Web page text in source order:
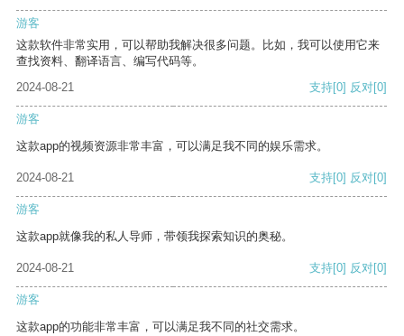
游客
这款软件非常实用，可以帮助我解决很多问题。比如，我可以使用它来
查找资料、翻译语言、编写代码等。
2024-08-21
支持[0] 反对[0]
游客
这款app的视频资源非常丰富，可以满足我不同的娱乐需求。
2024-08-21 支持[0] 反对[0]
游客
这款app就像我的私人导师，带领我探索知识的奥秘。
2024-08-21 支持[0] 反对[0]
游客
这款app的功能非常丰富，可以满足我不同的社交需求。